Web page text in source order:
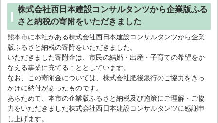
株式会社西日本建設コンサルタンツから企業版ふる
さと納税の寄附をいただきました
熊本市に本社がある株式会社西日本建設コンサルタンツから企業
版ふるさと納税の寄附をいただきました。
いただきました寄附金は、市民の結婚・出産・子育ての希望をか
なえる事業に充てることとしています。
なお、この寄附金については、株式会社肥後銀行のご協力をきっ
かけに納付があったものです。
あらためて、本市の企業版ふるさと納税及び施策にご理解・ご協
力をいただきました株式会社西日本建設コンサルタンツに感謝申
し上げます。